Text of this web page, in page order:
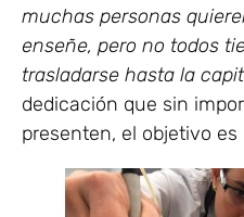
muchas personas
enseñe, pero no todos
trasladarse hasta la
dedicación que sin
presenten, el objetivo